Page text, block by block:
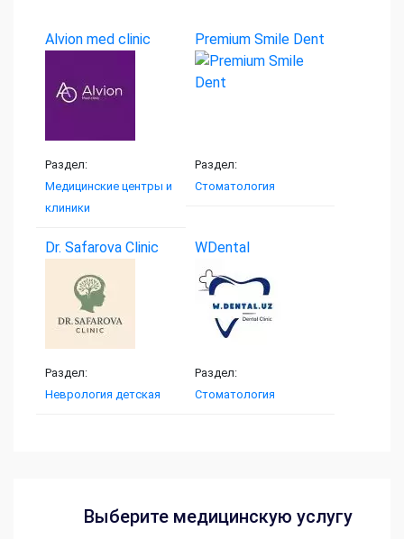
Alvion med clinic
Раздел:
Медицинские центры и
клиники
Premium Smile Dent
Раздел:
Стоматология
Dr. Safarova Clinic
Раздел:
Неврология детская
WDental
Раздел:
Стоматология
Выберите медицинскую услугу